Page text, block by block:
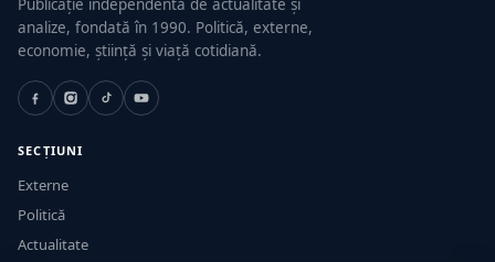
Publicație independentă de actualitate și
analize, fondată în 1990. Politică, externe,
economie, știință și viață cotidiană.
SECȚIUNI
Externe
Politică
Actualitate